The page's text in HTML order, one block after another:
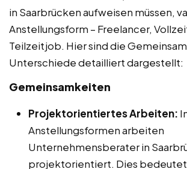
in Saarbrücken aufweisen müssen,
Anstellungsform – Freelancer,
Teilzeitjob. Hier sind die
Unterschiede detailliert dargestellt:
Gemeinsamkeiten
Projektorientiertes Arbeiten:
Anstellungsformen arbeiten
Unternehmensberater in
projektorientiert. Dies